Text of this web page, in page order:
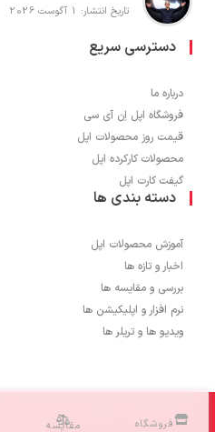
مقایسه فروشگاه
تاریخ انتشار: 1 آگوست 2026
دسترسی سریع
درباره ما
فروشگاه اپل اِن آی سی
قیمت روز محصولات اپل
محصولات کارکرده اپل
گیفت کارت اپل
دسته بندی ها
آموزش محصولات اپل
اخبار و تازه ها
بررسی و مقایسه ها
نرم افزار و اپلیکیشن ها
ویدیو ها و تریلر ها
1403 © تمامی حقوق برای اپل اِن آی